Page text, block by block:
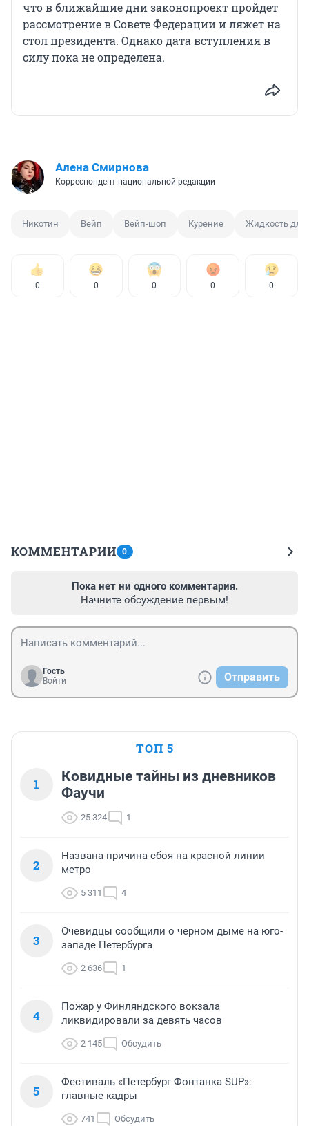
что в ближайшие дни законопроект пройдет
рассмотрение в Совете Федерации и ляжет на
стол президента. Однако дата вступления в
силу пока не определена.
Алена Смирнова
Корреспондент национальной редакции
Никотин Вейп Вейп-шоп Курение Жидкость для
0 0 0 0 0
КОММЕНТАРИИ 0
Пока нет ни одного комментария.
Начните обсуждение первым!
Гость
Войти
Отправить
ТОП 5
1
Ковидные тайны из дневников
Фаучи
25 324 1
2
Названа причина сбоя на красной линии
метро
5 311 4
3
Очевидцы сообщили о черном дыме на юго-
западе Петербурга
2 636 1
4
Пожар у Финляндского вокзала
ликвидировали за девять часов
2 145 Обсудить
5
Фестиваль «Петербург Фонтанка SUP»:
главные кадры
741 Обсудить